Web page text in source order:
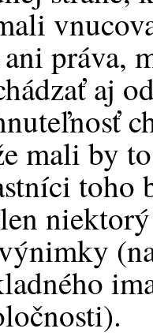
práva,
aj
mali by
toho